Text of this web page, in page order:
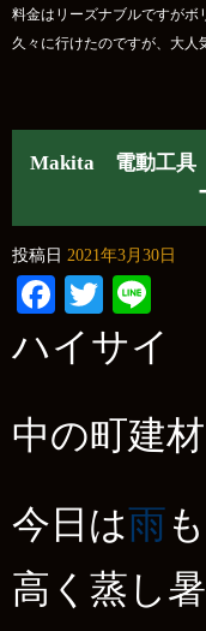
料金はリーズナブルですがボ
久々に行けたのですが、大
Makita 電動工具
投稿日 2021年3月30日
Facebook
Twitter
ハイサイ
中の町建
今日は雨
高く蒸し